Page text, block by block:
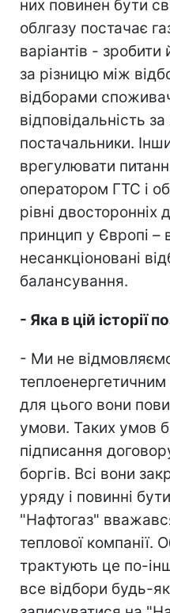
них повинен бути
облгазу постачає
варіантів - зробити
за різницю між
відборами
відповідальність
постачальники.
врегулювати
оператором ГТС і
рівні двосторонніх
принцип у Європі –
несанкціоновані
балансування.
- Яка в цій історії
- Ми не
для цього вони
умови. Таких умов
підписання
боргів. Всі вони
уряду і повинні
"Нафтогаз"
теплової компанії.
трактують це по-
все відбори будь-